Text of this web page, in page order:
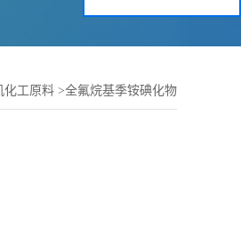
化工原料 >全氟烷基季铵碘化物